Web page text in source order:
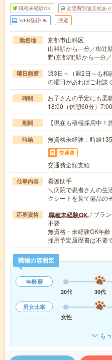
職種未経験OK 交通費別途支給あり
WEB登録OK 派遣
勤務地
京都市山科区
山科駅から---分／椥辻
野(京都府)駅から---分
曜日頻度
週3日～（週2日～も相
の曜日があればご相談
時間
お子さんの予定にも柔
18:00（休憩60分）
期間 【現在も積極採用中！
時給 無資格未経験：時給
交通費
交通費全額支給
仕事内容
看護助手
＼病院で患者さんの生
クシートを見て備品の
応募資格 職種未経験OK / ブラ
不要
無資格・未経験OK年
採用予定履歴書は不要
職場の雰囲気
年齢層
20代
30代
男女比率
女性
も